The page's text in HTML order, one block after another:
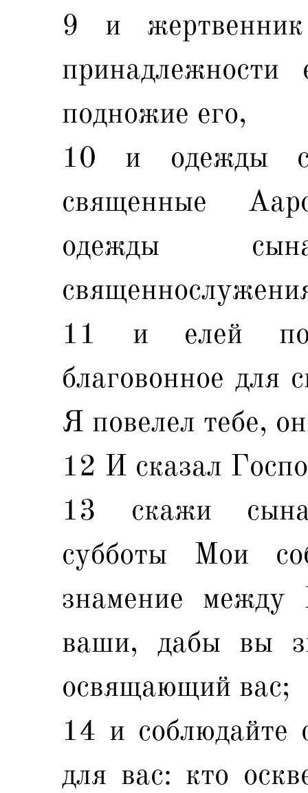
9 и
подножие его,
10 и одежды
священные
одежды
11 и елей
благовонное для
Я повелел тебе,
12 И сказал
13 скажи
субботы Мои
знамение
ваши, дабы вы
освящающий вас;
14 и соблюдайте
для вас: кто